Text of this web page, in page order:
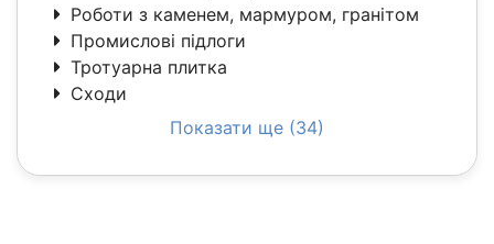
Роботи з каменем, мармуром, гранітом
Промислові підлоги
Тротуарна плитка
Сходи
Показати ще (34)